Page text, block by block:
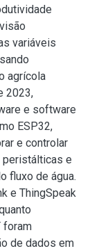
variáveis
agrícola
2023,
e software
ESP32,
e controlar
peristálticas e
fluxo de água.
e ThingSpeak
foram
de dados em